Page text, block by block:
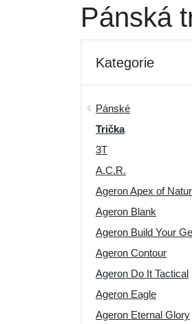
Dámské
Obuv a ponožky
Taktické vybavení
Dárkové poukazy
Výprodej
Pánská
Kategorie
Pánské
Trička
3T
A.C.R.
Ageron Apex of
Ageron Blank
Ageron Build Your
Ageron Contour
Ageron Do It Tactical
Ageron Eagle
Ageron Eternal Glory